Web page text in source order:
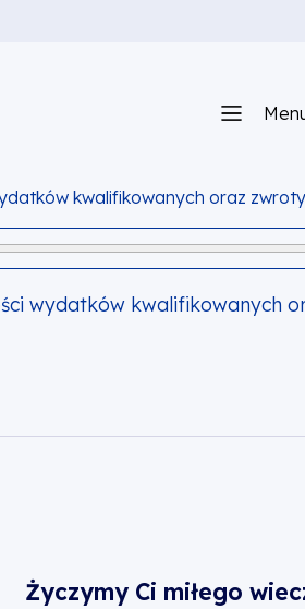
kwalifikowanych oraz zwroty
wydatków kwalifikowanych
Życzymy Ci miłego